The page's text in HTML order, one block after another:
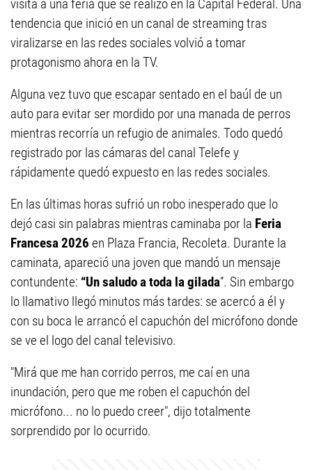
visita a una feria que se realizó en la Capital Federal. Una
tendencia que inició en un canal de streaming tras
viralizarse en las redes sociales volvió a tomar
protagonismo ahora en la TV.
Alguna vez tuvo que escapar sentado en el baúl de un
auto para evitar ser mordido por una manada de perros
mientras recorría un refugio de animales. Todo quedó
registrado por las cámaras del canal Telefe y
rápidamente quedó expuesto en las redes sociales.
En las últimas horas sufrió un robo inesperado que lo
dejó casi sin palabras mientras caminaba por la Feria
Francesa 2026 en Plaza Francia, Recoleta. Durante la
caminata, apareció una joven que mandó un mensaje
contundente: “Un saludo a toda la gilada”. Sin embargo
lo llamativo llegó minutos más tardes: se acercó a él y
con su boca le arrancó el capuchón del micrófono donde
se ve el logo del canal televisivo.
"Mirá que me han corrido perros, me caí en una
inundación, pero que me roben el capuchón del
micrófono... no lo puedo creer", dijo totalmente
sorprendido por lo ocurrido.